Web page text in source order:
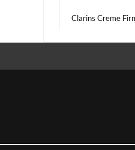
Clarins Creme